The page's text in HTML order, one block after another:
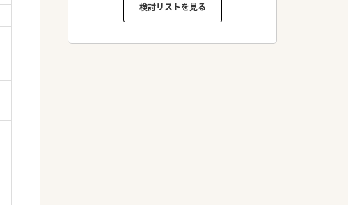
検討リストを見る